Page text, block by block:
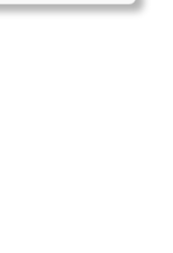
師石川智が一人で対応させて頂きま